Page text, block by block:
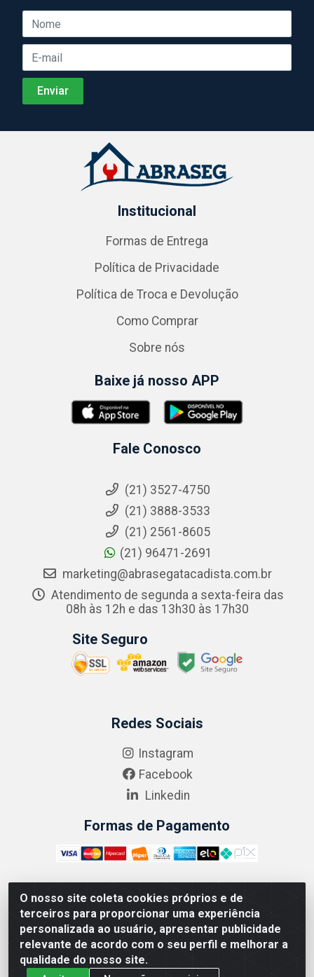
O nosso site coleta cookies próprios e de
terceiros para proporcionar uma experiência
personalizada ao usuário, apresentar publicidade
relevante de acordo com o seu perfil e melhorar a
qualidade do nosso site.
Institucional
Formas de Entrega
Política de Privacidade
Política de Troca e Devolução
Como Comprar
Sobre nós
Baixe já nosso APP
Fale Conosco
(21) 3527-4750
(21) 3888-3533
(21) 2561-8605
(21) 96471-2691
marketing@abrasegatacadista.com.br
Atendimento de segunda a sexta-feira das
08h às 12h e das 13h30 às 17h30
Site Seguro
Redes Sociais
Instagram
Facebook
Linkedin
Formas de Pagamento
ABRASEG COMÉRCIO ATACADISTA LTDA - CNPJ:
10.894.768/0001-00 - Avenida Lobo Júnior, 1045 -
Penha Circular - Rio de Janeiro - RJ - CEP 21020-124